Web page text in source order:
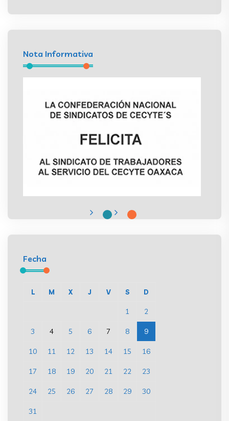
Nota Informativa
Fecha
L M X J V S D
1 2
3 4 5 6 7 8 9
10 11 12 13 14 15 16
17 18 19 20 21 22 23
24 25 26 27 28 29 30
31